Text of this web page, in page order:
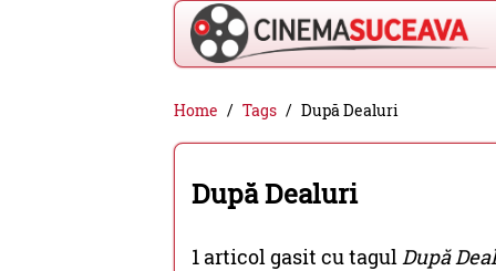
Cinema
Suceava
-
filme
cinema,
Home Tags După Dealuri
După Dealuri
1 articol gasit cu tagulDupă